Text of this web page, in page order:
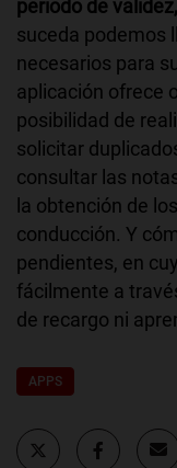
periodo de validez,
suceda podemos
necesarios para
aplicación ofrece
posibilidad de
solicitar
consultar las
la obtención de
conducción. Y
pendientes, en
fácilmente a
de recargo ni
APPS